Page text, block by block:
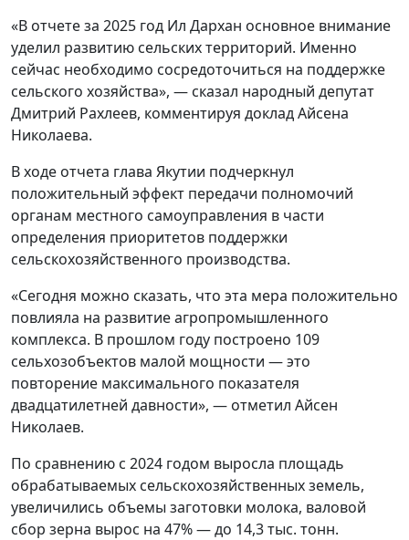
«В отчете за 2025 год Ил Дархан основное внимание
уделил развитию сельских территорий. Именно
сейчас необходимо сосредоточиться на поддержке
сельского хозяйства», — сказал народный депутат
Дмитрий Рахлеев, комментируя доклад Айсена
Николаева.
В ходе отчета глава Якутии подчеркнул
положительный эффект передачи полномочий
органам местного самоуправления в части
определения приоритетов поддержки
сельскохозяйственного производства.
«Сегодня можно сказать, что эта мера положительно
повлияла на развитие агропромышленного
комплекса. В прошлом году построено 109
сельхозобъектов малой мощности — это
повторение максимального показателя
двадцатилетней давности», — отметил Айсен
Николаев.
По сравнению с 2024 годом выросла площадь
обрабатываемых сельскохозяйственных земель,
увеличились объемы заготовки молока, валовой
сбор зерна вырос на 47% — до 14,3 тыс. тонн.